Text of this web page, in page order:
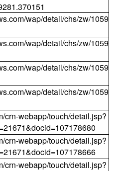
wap/detail/chs/zw/1059
wap/detail/chs/zw/1059
wap/detail/chs/zw/1059
wap/detail/chs/zw/1059
crn-webapp/touch/detail.jsp?
crn-webapp/touch/detail.jsp?
crn-webapp/touch/detail.jsp?